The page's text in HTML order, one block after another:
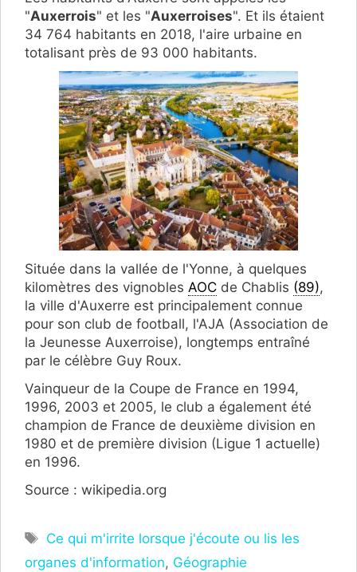
"Auxerrois" et les "Auxerroises". Et ils étaient
34 764 habitants en 2018, l'aire urbaine en
totalisant près de 93 000 habitants.
Située dans la vallée de l'Yonne, à quelques
kilomètres des vignobles AOC de Chablis (89),
la ville d'Auxerre est principalement connue
pour son club de football, l'AJA (Association de
la Jeunesse Auxerroise), longtemps entraîné
par le célèbre Guy Roux.
Vainqueur de la Coupe de France en 1994,
1996, 2003 et 2005, le club a également été
champion de France de deuxième division en
1980 et de première division (Ligue 1 actuelle)
en 1996.
Source : wikipedia.org
Étiquettes
Ce qui m'irrite lorsque j'écoute ou lis les
organes d'information, Géographie